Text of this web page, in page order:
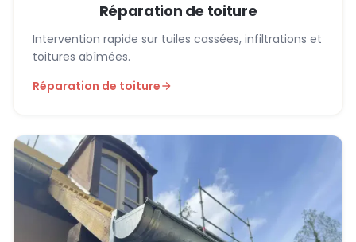
Réparation de toiture
Intervention rapide sur tuiles cassées, infiltrations et
toitures abîmées.
Réparation de toiture